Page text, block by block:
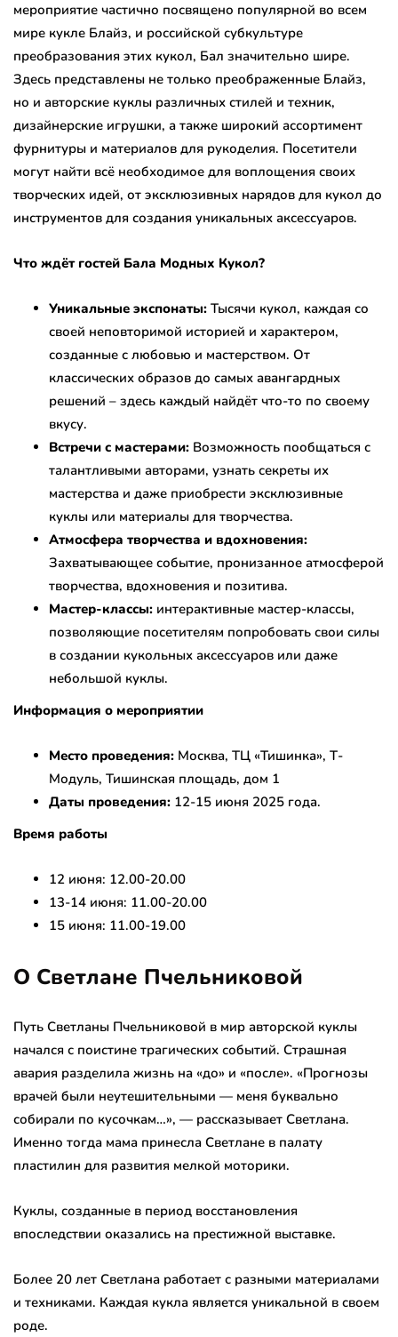
мероприятие частично посвящено популярной во всем
мире кукле Блайз, и российской субкультуре
преобразования этих кукол, Бал значительно шире.
Здесь представлены не только преображенные Блайз,
но и авторские куклы различных стилей и техник,
дизайнерские игрушки, а также широкий ассортимент
фурнитуры и материалов для рукоделия. Посетители
могут найти всё необходимое для воплощения своих
творческих идей, от эксклюзивных нарядов для кукол до
инструментов для создания уникальных аксессуаров.
Что ждёт гостей Бала Модных Кукол?
Уникальные экспонаты: Тысячи кукол, каждая со
своей неповторимой историей и характером,
созданные с любовью и мастерством. От
классических образов до самых авангардных
решений – здесь каждый найдёт что-то по своему
вкусу.
Встречи с мастерами: Возможность пообщаться с
талантливыми авторами, узнать секреты их
мастерства и даже приобрести эксклюзивные
куклы или материалы для творчества.
Атмосфера творчества и вдохновения:
Захватывающее событие, пронизанное атмосферой
творчества, вдохновения и позитива.
Мастер-классы: интерактивные мастер-классы,
позволяющие посетителям попробовать свои силы
в создании кукольных аксессуаров или даже
небольшой куклы.
Информация о мероприятии
Место проведения: Москва, ТЦ «Тишинка», Т-
Модуль, Тишинская площадь, дом 1
Даты проведения: 12-15 июня 2025 года.
Время работы
12 июня: 12.00-20.00
13-14 июня: 11.00-20.00
15 июня: 11.00-19.00
О Светлане Пчельниковой
Путь Светланы Пчельниковой в мир авторской куклы
начался с поистине трагических событий. Страшная
авария разделила жизнь на «до» и «после». «Прогнозы
врачей были неутешительными — меня буквально
собирали по кусочкам…», — рассказывает Светлана.
Именно тогда мама принесла Светлане в палату
пластилин для развития мелкой моторики.
Куклы, созданные в период восстановления
впоследствии оказались на престижной выставке.
Более 20 лет Светлана работает с разными материалами
и техниками. Каждая кукла является уникальной в своем
роде.